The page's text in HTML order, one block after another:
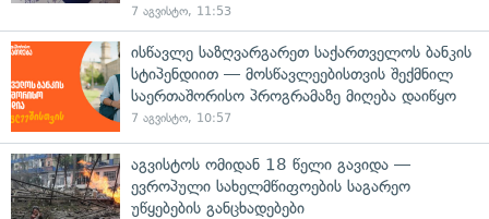
7 აგვისტო, 11:53
ისწავლე საზღვარგარეთ საქართველოს ბანკის
სტიპენდიით — მოსწავლეებისთვის შექმნილ
საერთაშორისო პროგრამაზე მიღება დაიწყო
7 აგვისტო, 10:57
აგვისტოს ომიდან 18 წელი გავიდა —
ევროპული სახელმწიფოების საგარეო
უწყებების განცხადებები